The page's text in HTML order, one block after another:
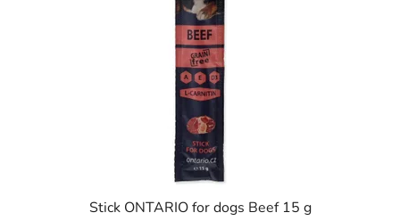
Stick ONTARIO for dogs Beef 15 g